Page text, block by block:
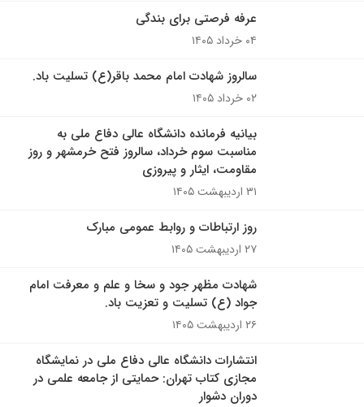
عرفه فرصتی برای بندگی
۰۴ خرداد ۱۴۰۵
سالروز شهادت امام محمد باقر(ع) تسلیت باد.
۰۲ خرداد ۱۴۰۵
بیانیه فرمانده دانشگاه عالی دفاع ملی به
مناسبت سوم خرداد، سالروز فتح خرمشهر و روز
مقاومت، ایثار و پیروزی
۳۱ اردیبهشت ۱۴۰۵
روز ارتباطات و روابط عمومی مبارک
۲۷ اردیبهشت ۱۴۰۵
شهادت مظهر جود و سخا و علم و معرفت امام
جواد (ع) تسلیت و تعزیت باد.
۲۶ اردیبهشت ۱۴۰۵
انتشارات دانشگاه عالی دفاع ملی در نمایشگاه
مجازی کتاب تهران: حمایتی از جامعه علمی در
دوران دشوار